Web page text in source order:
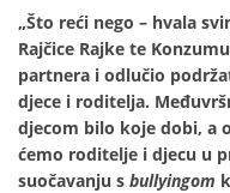
„Što reći nego – hvala
Rajčice Rajke te
partnera i odlučio
djece i roditelja.
djecom bilo koje dobi, a
ćemo roditelje i djecu u
suočavanju s bullyingom